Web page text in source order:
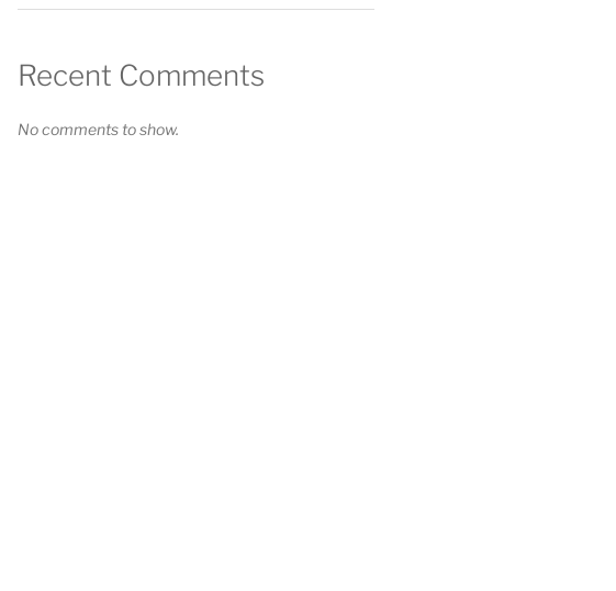
Recent Comments
No comments to show.